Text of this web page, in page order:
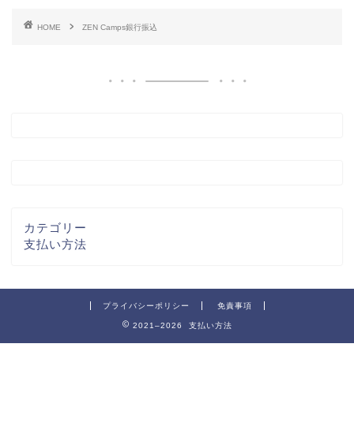
HOME ZEN Camps銀行振込
カテゴリー
支払い方法
プライバシーポリシー 免責事項
2021–2026 支払い方法